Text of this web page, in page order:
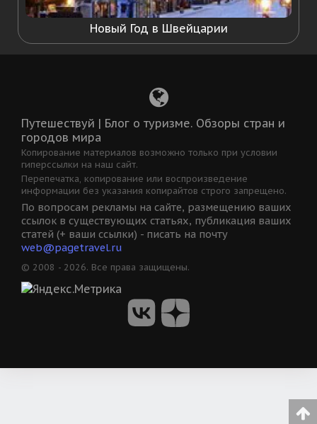
Новый Год в Швейцарии
Путешествуй | Блог о туризме. Обзоры стран и
городов мира
Копирование материалов возможно только при условии
гиперссылки на наш сайт.
Перепечатка, копирование или воспроизведение
информации без указания копирайтов строго запрещено.
По вопросам рекламы на сайте, размещению ваших
ссылок в существующих статьях, публикация ваших
статей (+ ваши ссылки) - писать на почту
web@pagetravel.ru
© 2008 - 2026. Все права защищены.